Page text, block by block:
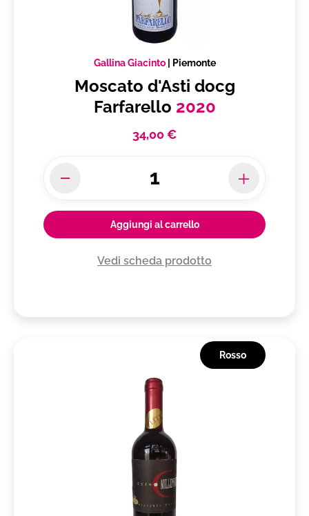
Gallina Giacinto| Piemonte
Moscato d'Asti docg
Farfarello 2020
34,00 €
Aggiungi al carrello
Vedi scheda prodotto
Rosso